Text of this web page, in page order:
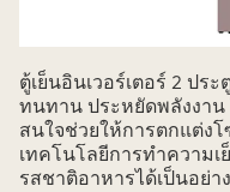
ตู้เย็นอินเวอร์เตอร์ 2 ปร
ทนทาน ประหยัดพลังงาน
สนใจช่วยให้การตกแต่ง
เทคโนโลยีการทำความ
รสชาติอาหารได้เป็นอย่า